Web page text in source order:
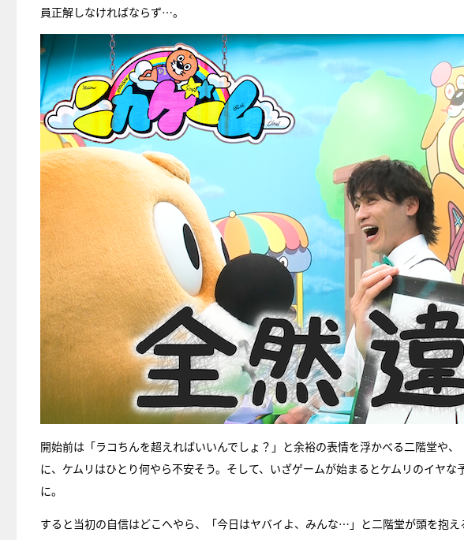
員正解しなければならず…。
開始前は「ラコちんを超えればいいんでしょ？」と余裕の表情を浮かべる二階堂や
に、ケムリはひとり何やら不安そう。そして、いざゲームが始まるとケムリのイヤ
に。
すると当初の自信はどこへやら、「今日はヤバイよ、みんな…」と二階堂が頭を抱